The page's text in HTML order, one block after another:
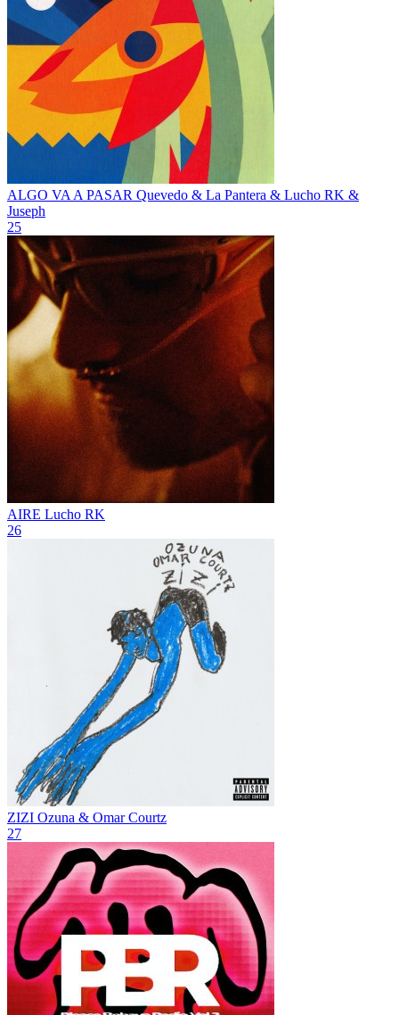
ALGO VA A PASAR Quevedo & La Pantera & Lucho RK &
Juseph
25
AIRE Lucho RK
26
ZIZI Ozuna & Omar Courtz
27